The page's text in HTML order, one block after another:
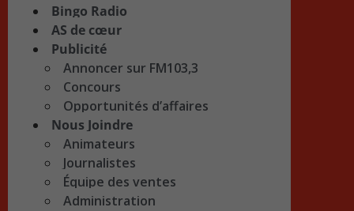
Bingo Radio
AS de cœur
Publicité
Annoncer sur FM103,3
Concours
Opportunités d’affaires
Nous Joindre
Animateurs
Journalistes
Équipe des ventes
Administration